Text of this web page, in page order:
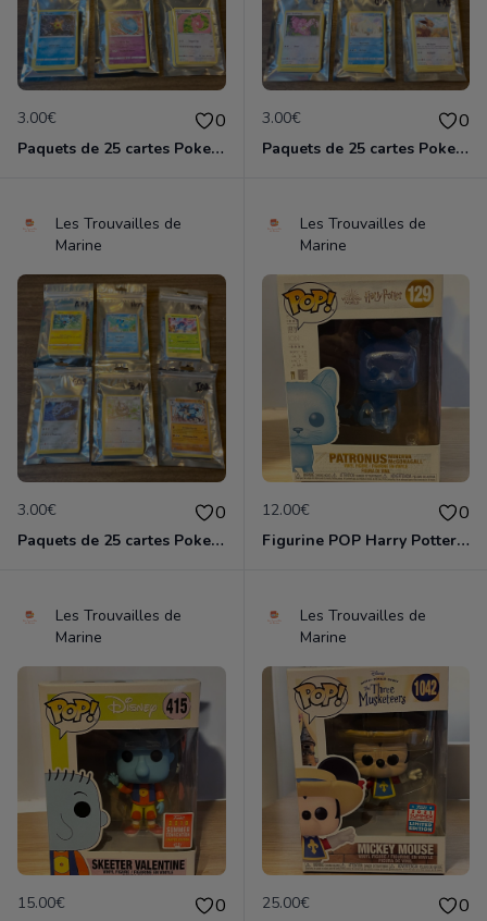
3.00€ 0
Paquets de 25 cartes Pokemon etat comme neuf
3.00€ 0
Paquets de 25 cartes Pokemon etat comme neuf
Les Trouvailles de
Marine
3.00€ 0
Paquets de 25 cartes Pokemon etat comme neuf
Les Trouvailles de
Marine
12.00€ 0
Figurine POP Harry Potter 129 Patronus Minerva Mc Gonagall neuve non deboxee
Les Trouvailles de
Marine
15.00€ 0
Les Trouvailles de
Marine
25.00€ 0